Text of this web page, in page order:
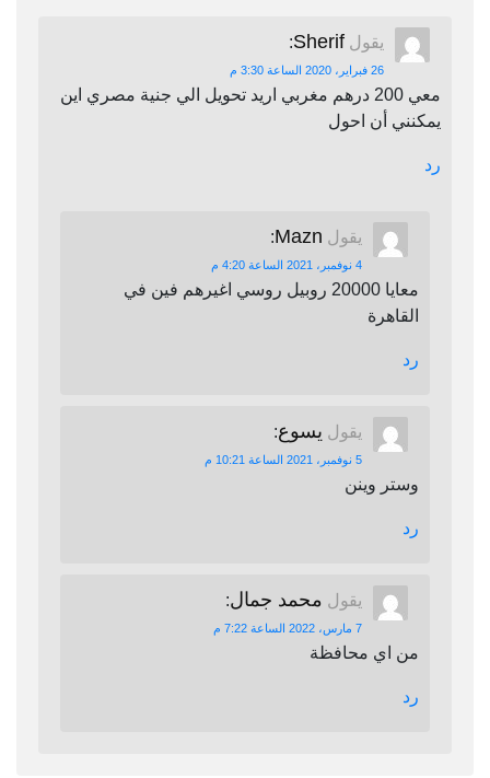
يقول Sherif
:
26 فبراير، 2020 الساعة 3:30 م
معي 200 درهم مغربي اريد تحويل الي جنية مصري اين
يمكنني أن احول
رد
يقول Mazn
:
4 نوفمبر، 2021 الساعة 4:20 م
معايا 20000 روبيل روسي اغيرهم فين في
القاهرة
رد
يقول يسوع:
5 نوفمبر، 2021 الساعة 10:21 م
وستر وينن
رد
يقول محمد جمال:
7 مارس، 2022 الساعة 7:22 م
من اي محافظة
رد